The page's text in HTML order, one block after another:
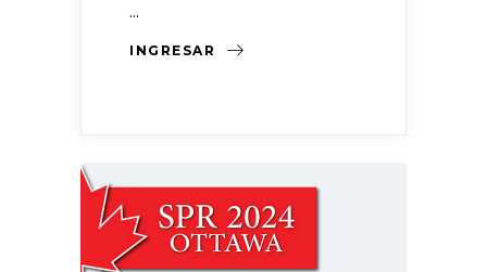
...
INGRESAR